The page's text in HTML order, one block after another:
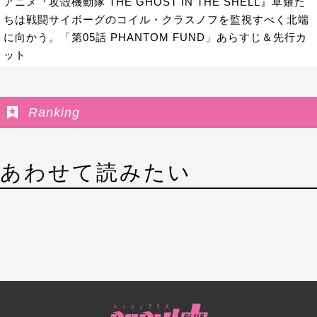
ちは戦闘サイボーグのコイル・クラスノフを監視すべく北端
に向かう。「第05話 PHANTOM FUND」あらすじ＆先行カ
ット
Ranking
あわせて読みたい